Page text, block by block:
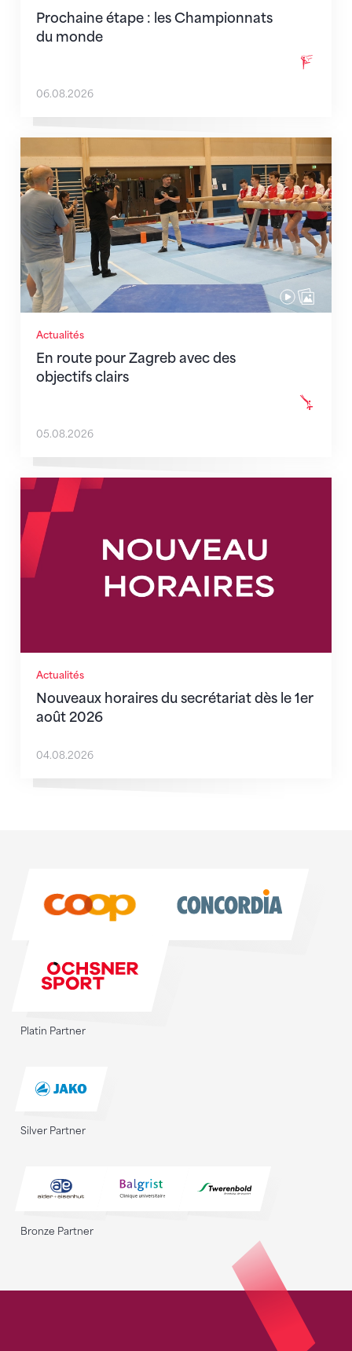
Prochaine étape : les Championnats
du monde
06.08.2026
Actualités
En route pour Zagreb avec des
objectifs clairs
En route pour Zagreb avec des objectifs clairs
05.08.2026
Actualités
Nouveaux horaires du secrétariat dès le 1er
août 2026
Nouveaux horaires du secrétariat dès le 1er août
04.08.2026
Platin Partner
Silver Partner
Bronze Partner